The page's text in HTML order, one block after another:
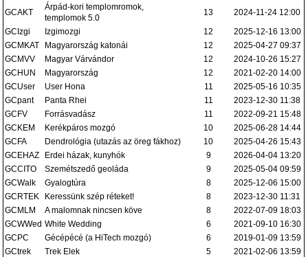
GCAKT
Árpád-kori templomromok,
templomok 5.0
13
2024-11-24 12:00
GCIzgi
Izgimozgi 12
2025-12-16 13:00
GCMKAT
Magyarország katonái 12
2025-04-27 09:37
GCMVV
Magyar Várvándor 12
2024-10-26 15:27
GCHUN
Magyarország 12
2021-02-20 14:00
GCUser
User Hona 11
2025-05-16 10:35
GCpant
Panta Rhei 11
2023-12-30 11:38
GCFV
Forrásvadász 11
2022-09-21 15:48
GCKEM
Kerékpáros mozgó 10
2025-06-28 14:44
GCFA
Dendrológia (utazás az öreg fákhoz) 10
2025-04-26 15:43
GCEHAZ
Erdei házak, kunyhók 9
2026-04-04 13:20
GCCITO
Szemétszedő geoláda 9
2025-05-04 09:59
GCWalk
Gyalogtúra 8
2025-12-06 15:00
GCRTEK
Keressünk szép réteket! 8
2023-12-30 11:31
GCMLM
A malomnak nincsen köve 8
2022-07-09 18:03
GCWWed White Wedding 6
2021-09-10 16:30
GCPC
Gécépécé (a HiTech mozgó) 6
2019-01-09 13:59
GCtrek
Trek Elek 5 2021-02-06 13:59